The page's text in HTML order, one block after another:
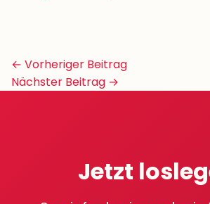
Beitrags-
Navigation
← Vorheriger Beitrag
Nächster Beitrag →
Jetzt